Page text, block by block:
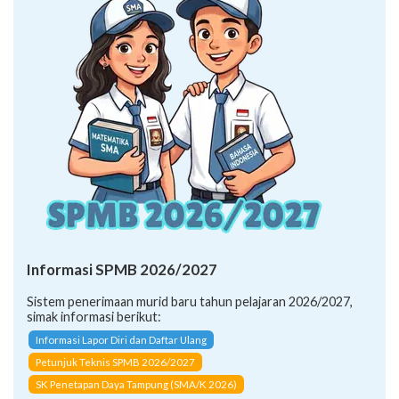
Informasi SPMB 2026/2027
Sistem penerimaan murid baru tahun pelajaran 2026/2027,
simak informasi berikut:
Informasi Lapor Diri dan Daftar Ulang
Petunjuk Teknis SPMB 2026/2027
SK Penetapan Daya Tampung (SMA/K 2026)